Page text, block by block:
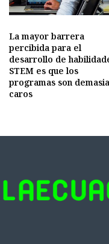
La mayor barrera
percibida para el
desarrollo de
STEM es que los
programas son
caros